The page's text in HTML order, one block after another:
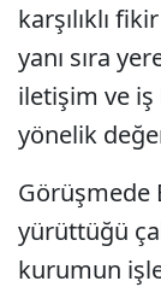
karşılıklı
yanı sıra
iletişim ve
yönelik
Görüşmede
yürüttüğü
kurumun